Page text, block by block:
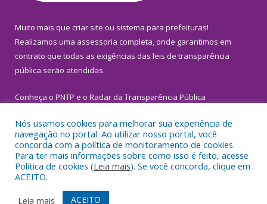
Muito mais que criar site ou sistema para prefeituras!
Realizamos uma assessoria completa, onde garantimos em
contrato que todas as exigências das leis de transparência
pública serão atendidas.
Conheça o PNTP e o Radar da Transparência Pública
Todos os direitos reservados a Prefeitura Municipal de
Inhangapi.
Mapa do Site Acessar Área Administrativa
Nós usamos cookies para melhorar sua experiência de
navegação no portal. Ao utilizar nosso portal, você
concorda com a política de monitoramento de cookies.
Para ter mais informações sobre como isso é feito, acesse
Política de cookies (Leia mais). Se você concorda, clique em
ACEITO.
Leia mais
ACEITO